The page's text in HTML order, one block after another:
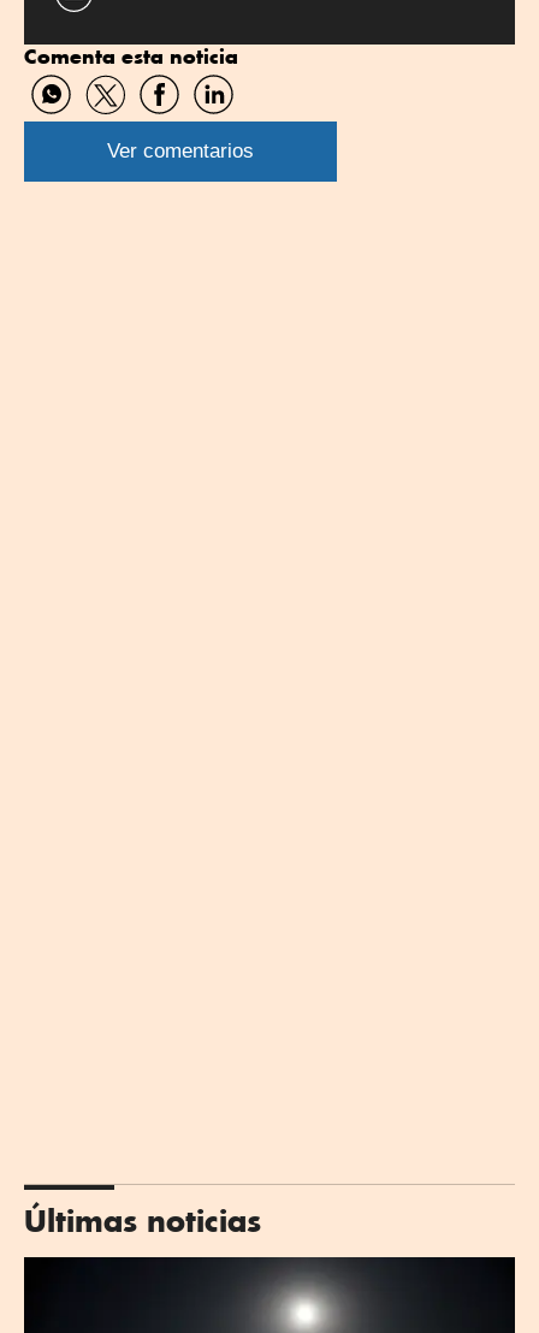
Comenta esta noticia
Compartir
por
WhatsApp
Compartir
por
Twitter
Compartir
por
Facebook
Compartir
por
Linkedin
Ver comentarios
Últimas noticias